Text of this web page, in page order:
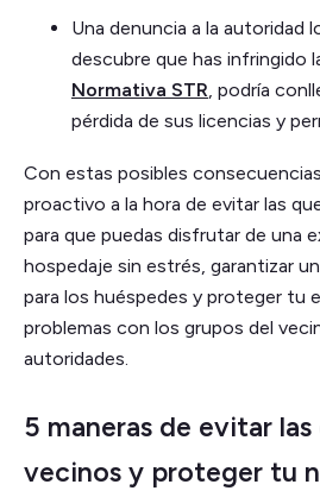
Una denuncia a la autoridad
descubre que has infringido
Normativa STR , podría
pérdida de sus licencias y
Con estas posibles
proactivo a la hora de evitar las
para que puedas disfrutar de una
hospedaje sin estrés, garantizar
para los huéspedes y proteger tu
problemas con los grupos del
autoridades.
5 maneras de evitar
vecinos y proteger tu